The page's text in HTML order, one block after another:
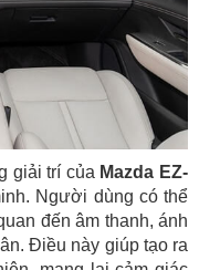
giải trí của Mazda EZ-
Người dùng có thể
đến âm thanh, ánh
Điều này giúp tạo ra